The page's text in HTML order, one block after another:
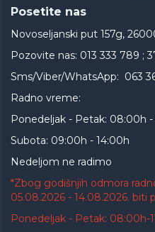
Posetite nas
Novoseljanski put 157g,
Pozovite nas: 013 333 789 ;
Sms/Viber/WhatsApp: 063
Radno vreme:
Ponedeljak - Petak: 08:00h
Subota: 09:00h - 14:00h
Nedeljom ne radimo
*Zbog godišnjih odmora
05.08.2026 - 14.08.2026. biti
Ponedeljak - Petak: 08:00h-